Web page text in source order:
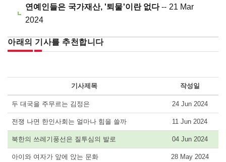
연예인들은 국가재산, '퇴물'이란 없다-- 21 Mar
2024
아래의 기사를 추천합니다
기사제목 작성일
두 대국을 주무르는 김정은 24 Jun 2024
전쟁 나면 한인사회는 얼마나 힘을 쓸까 11 Jun 2024
북한의 쓰레기풍선은 질투심의 발로 04 Jun 2024
아이와 여자가 앞에 앉는 문화 28 May 2024